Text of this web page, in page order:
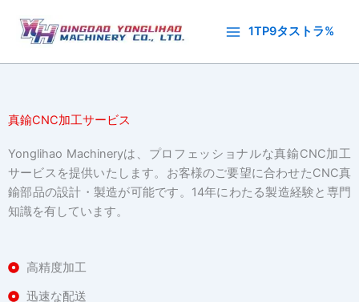
ス
プ
1TP9タストラ%
真鍮CNC加工サービス
Yonglihao Machineryは、プロフェッショナルな真鍮CNC加工
サービスを提供いたします。お客様のご要望に合わせたCNC真
鍮部品の設計・製造が可能です。14年にわたる製造経験と専門
知識を有しています。
高精度加工
迅速な配送